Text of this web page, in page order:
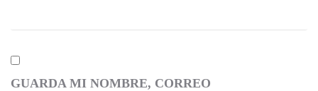
GUARDA MI NOMBRE, CORREO